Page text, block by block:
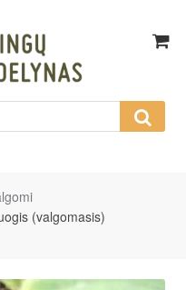
(valgomasis)